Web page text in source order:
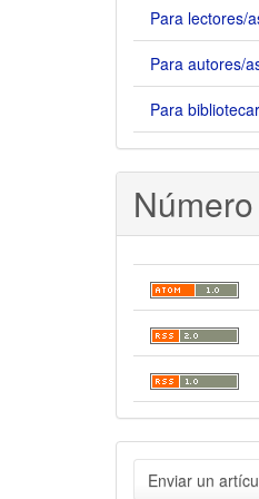
Para lectores/
Para autores/
Para
Enviar
Enviar un